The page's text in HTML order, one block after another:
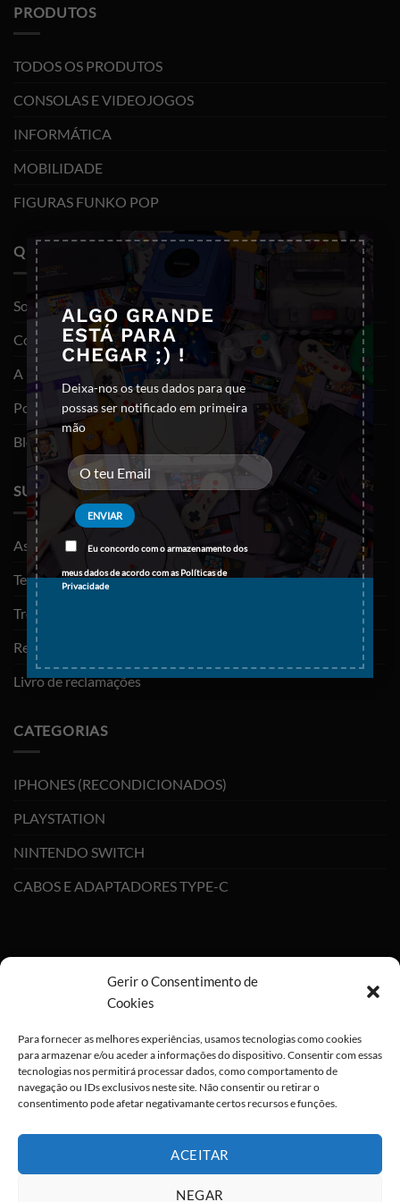
ALGO GRANDE
ESTÁ PARA
CHEGAR ;) !
Deixa-nos os teus dados para que
possas ser notificado em primeira
mão
Eu concordo com o armazenamento dos
meus dados de acordo com asPolíticas de
Privacidade
×
Gerir o Consentimento de
Cookies
Para fornecer as melhores experiências, usamos tecnologias como cookies
para armazenar e/ou aceder a informações do dispositivo. Consentir com essas
tecnologias nos permitirá processar dados, como comportamento de
navegação ou IDs exclusivos neste site. Não consentir ou retirar o
consentimento pode afetar negativamante certos recursos e funções.
ACEITAR
NEGAR
PRODUTOS
TODOS OS PRODUTOS
CONSOLAS E VIDEOJOGOS
INFORMÁTICA
MOBILIDADE
FIGURAS FUNKO POP
QUEM SOMOS
Sobre nós
Contactos
A minha conta
Política de privacidade
Blog
SUPORTE
As minhas encomendas
Termos e Condições
Trocas e devoluções
Resolução de litígios
Livro de reclamações
CATEGORIAS
IPHONES (RECONDICIONADOS)
PLAYSTATION
NINTENDO SWITCH
CABOS E ADAPTADORES TYPE-C